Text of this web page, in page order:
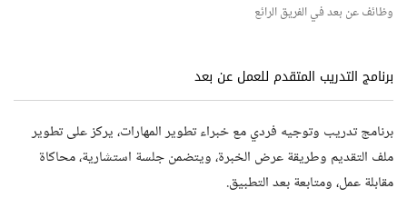
وظائف عن بعد في الفريق الرائع
برنامج التدريب المتقدم للعمل عن بعد
برنامج تدريب وتوجيه فردي مع خبراء تطوير المهارات، يركز على تطوير
ملف التقديم وطريقة عرض الخبرة، ويتضمن جلسة استشارية، محاكاة
مقابلة عمل، ومتابعة بعد التطبيق.